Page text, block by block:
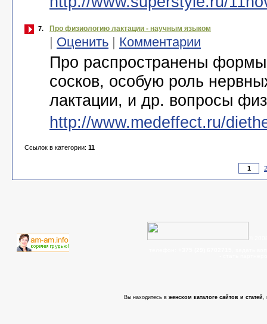
7. Про физиологию лактации - научным языком
| Оценить | Комментарии
Про распространены
сосков, особую роль
лактации, и др. вопросы
http://www.medeffect.ru/
Ссылок в категории: 11
2
Вы находитесь в женском каталоге сайтов и статей,